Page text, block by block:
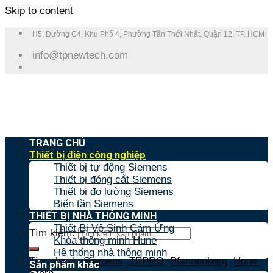
Skip to content
H5, Đường C4, Khu Phố 4, Phường Tân Thới Nhất, Quận 12, TP. HCM
info@tpnewtech.com
Tìm kiếm:
Tìm nhanh:Siemens,TPPRO,Pfannenberg,Hune,
TRANG CHỦ
Thiết bị điện công nghiệp
Thiết bị tự động Siemens
Thiết bị đóng cắt Siemens
Thiết bị đo lường Siemens
Biến tần Siemens
THIẾT BỊ NHÀ THÔNG MINH
Thiết Bị Vệ Sinh Cảm Ứng
Khóa thông minh Hune
Hệ thống nhà thông minh
Sản phẩm khác